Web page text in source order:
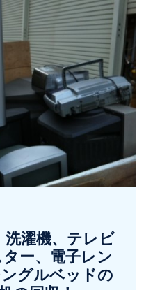
濯機、テレビ
ー、電子レン
グルベッドの